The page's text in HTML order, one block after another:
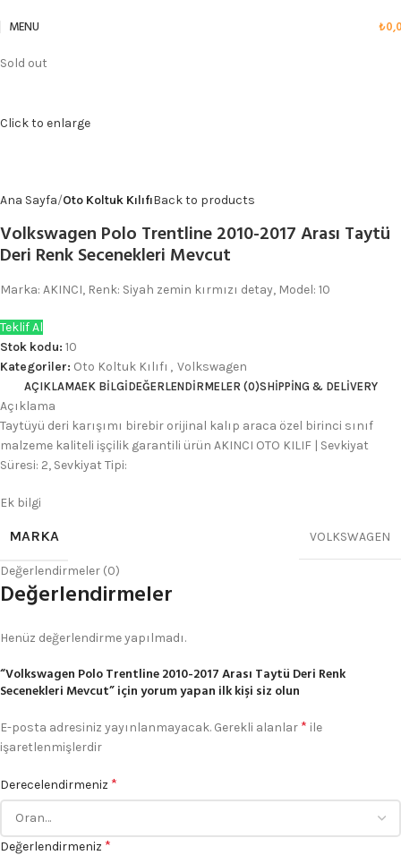
MENU ₺
Sold out
Click to enlarge
Ana Sayfa Oto Koltuk KılıfıBack to products
Volkswagen Polo Trentline 2010-2017 Arası Taytü
Deri Renk Secenekleri Mevcut
Marka: AKINCI, Renk: Siyah zemin kırmızı detay, Model: 10
Teklif Al
Stok kodu: 10
Kategoriler: Oto Koltuk Kılıfı , Volkswagen
AÇIKLAMAEK BILGIDEĞERLENDIRMELER (0)SHIPPING & DELIVERY
Açıklama
Taytüyü deri karışımı birebir orijinal kalıp araca özel birinci sınıf
malzeme kaliteli işçilik garantili ürün AKINCI OTO KILIF | Sevkiyat
Süresi: 2, Sevkiyat Tipi:
Ek bilgi
MARKA VOLKSWAGEN
Değerlendirmeler (0)
Değerlendirmeler
Henüz değerlendirme yapılmadı.
“Volkswagen Polo Trentline 2010-2017 Arası Taytü Deri Renk
Secenekleri Mevcut” için yorum yapan ilk kişi siz olun
E-posta adresiniz yayınlanmayacak. Gerekli alanlar * ile
işaretlenmişlerdir
Derecelendirmeniz *
Değerlendirmeniz *